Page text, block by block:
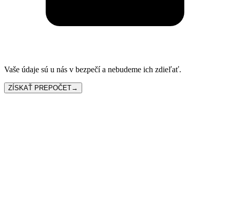
Vaše údaje sú u nás v bezpečí a nebudeme ich zdieľať.
ZÍSKAŤ PREPOČET→